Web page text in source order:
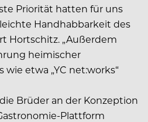
Priorität hatten für uns
Handhabbarkeit des
Hortschitz. „Außerdem
heimischer
etwa „YC net:works“
Brüder an der Konzeption
Plattform